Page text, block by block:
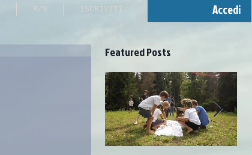
R/S ISCRIVITI Accedi
Featured Posts